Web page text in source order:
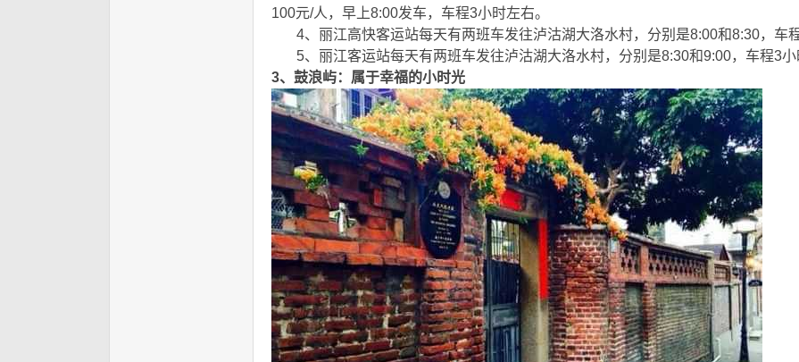
100元/人，早上8:00发车，车程3小时左右。
4、丽江高快客运站每天有两班车发往泸沽湖大洛水村，分别是8:00和8:30，车
5、丽江客运站每天有两班车发往泸沽湖大洛水村，分别是8:30和9:00，车程3小
3、鼓浪屿：属于幸福的小时光